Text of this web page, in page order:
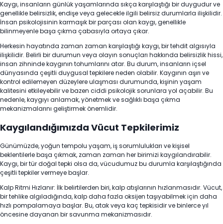
Kaygı, insanların günlük yaşamlarında sıkça karşılaştığı bir duygudur ve
genellikle belirsizlik, endişe veya gelecekle ilgili belirsiz durumlarla ilişkilidir.
İnsan psikolojisinin karmaşık bir parçası olan kaygı, genellikle
bilinmeyenle başa çıkma çabasıyla ortaya çıkar.
Herkesin hayatında zaman zaman karşılaştığı kaygı, bir tehdit algısıyla
ilişkilidir. Belirli bir durumun veya olayın sonuçları hakkında belirsizlik hissi,
insan zihninde kaygının tohumlarını atar. Bu durum, insanların içsel
dünyasında çeşitli duygusal tepkilere neden olabilir. Kaygının aşırı ve
kontrol edilemeyen düzeylere ulaşması durumunda, kişinin yaşam
kalitesini etkileyebilir ve bazen ciddi psikolojik sorunlara yol açabilir. Bu
nedenle, kaygıyı anlamak, yönetmek ve sağlıklı başa çıkma
mekanizmalarını geliştirmek önemlidir.
Kaygılandığımızda Vücut Tepkilerimiz
Günümüzde, yoğun tempolu yaşam, iş sorumlulukları ve kişisel
beklentilerle başa çıkmak, zaman zaman her birimizi kaygılandırabilir.
Kaygı, bir tür doğal tepki olsa da, vücudumuz bu durumla karşılaştığında
çeşitli tepkiler vermeye başlar.
Kalp Ritmi Hızlanır: İlk belirtilerden biri, kalp atışlarının hızlanmasıdır. Vücut,
bir tehlike algıladığında, kalp daha fazla oksijen taşıyabilmek için daha
hızlı pompalamaya başlar. Bu, atak veya kaç tepkisidir ve binlerce yıl
öncesine dayanan bir savunma mekanizmasıdır.